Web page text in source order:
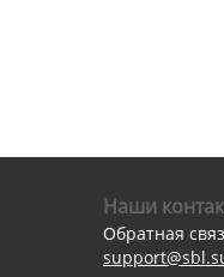
Наши
Обратная